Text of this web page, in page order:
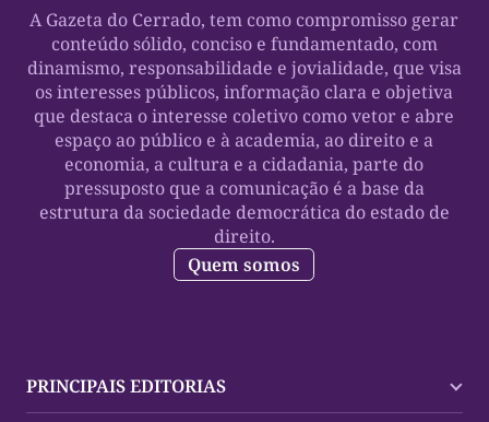
A Gazeta do Cerrado, tem como compromisso gerar
conteúdo sólido, conciso e fundamentado, com
dinamismo, responsabilidade e jovialidade, que visa
os interesses públicos, informação clara e objetiva
que destaca o interesse coletivo como vetor e abre
espaço ao público e à academia, ao direito e a
economia, a cultura e a cidadania, parte do
pressuposto que a comunicação é a base da
estrutura da sociedade democrática do estado de
direito.
Quem somos
PRINCIPAIS EDITORIAS